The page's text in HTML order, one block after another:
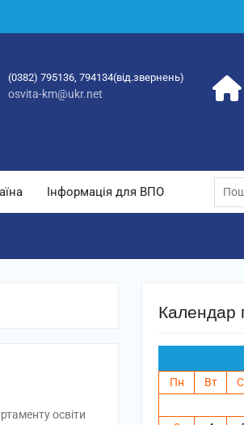
(0382) 795136, 794134(від.звернень)
osvita-km@ukr.net
Інформація для ВПО
освіти
Календар
Пн
Вт